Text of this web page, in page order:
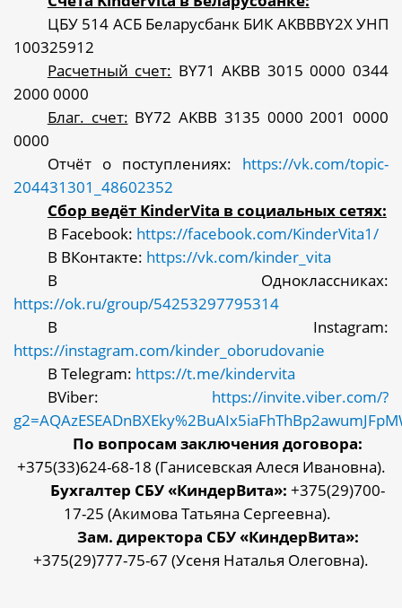
ЦБУ 514 АСБ Беларусбанк БИК AKBBBY2Х УНП
100325912
Расчетный счет: BY71 AKBB 3015 0000 0344
2000 0000
Благ. счет: BY72 AKBB 3135 0000 2001 0000
0000
Отчёт о поступлениях: https://vk.com/topic-
204431301_48602352
Сбор ведёт KinderVita в социальных сетях:
В Facebook: https://facebook.com/KinderVita1/
В ВКонтакте: https://vk.com/kinder_vita
В Одноклассниках:
https://ok.ru/group/54253297795314
В Instagram:
https://instagram.com/kinder_oborudovanie
В Telegram: https://t.me/kindervita
ВViber: https://invite.viber.com/?
По вопросам заключения договора:
+375(33)624-68-18 (Ганисевская Алеся Ивановна).
Бухгалтер СБУ «КиндерВита»: +375(29)700-
17-25 (Акимова Татьяна Сергеевна).
Зам. директора СБУ «КиндерВита»:
+375(29)777-75-67 (Усеня Наталья Олеговна).